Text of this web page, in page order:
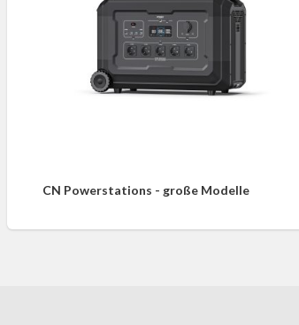
CN Powerstations - große Modelle